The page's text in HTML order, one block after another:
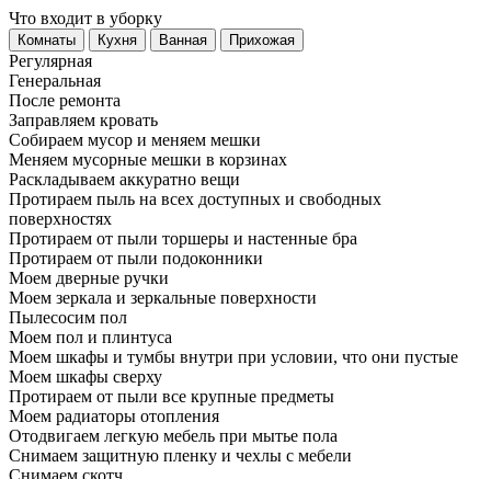
Что входит в уборку
Регу­лярная
Гене­ральная
После ремонта
Заправляем кровать
Собираем мусор и меняем мешки
Меняем мусорные мешки в корзинах
Раскладываем аккуратно вещи
Протираем пыль на всех доступных и свободных
поверхностях
Протираем от пыли торшеры и настенные бра
Протираем от пыли подоконники
Моем дверные ручки
Моем зеркала и зеркальные поверхности
Пылесосим пол
Моем пол и плинтуса
Моем шкафы и тумбы внутри при условии, что они пустые
Моем шкафы сверху
Протираем от пыли все крупные предметы
Моем радиаторы отопления
Отодвигаем легкую мебель при мытье пола
Снимаем защитную пленку и чехлы с мебели
Снимаем скотч